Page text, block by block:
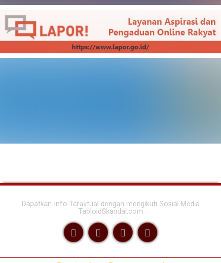
Dapatkan Info Teraktual dengan mengikuti Sosial Media
TabloidSkandal.com